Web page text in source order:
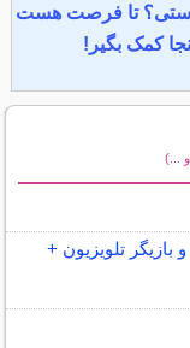
تا فرصت هست
کمک بگیر!
...)
تلویزیون +